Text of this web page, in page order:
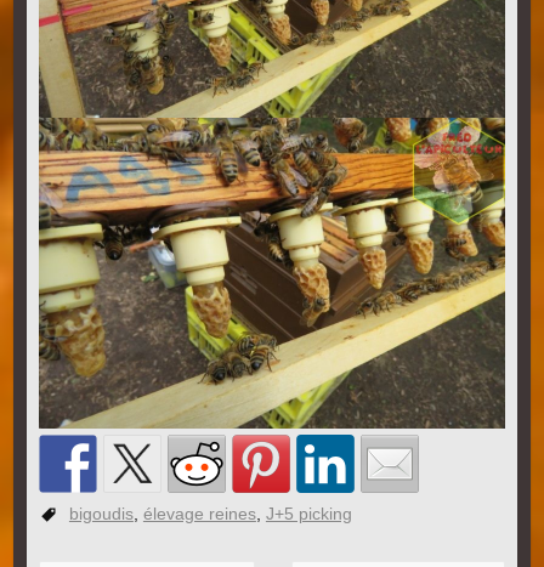
bigoudis, élevage reines, J+5 picking